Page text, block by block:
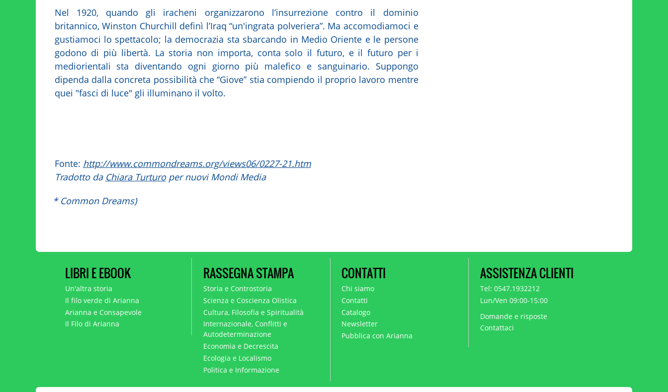
Nel 1920, quando gli iracheni organizzarono l’insurrezione contro il dominio
britannico, Winston Churchill definì l’Iraq “un'ingrata polveriera”. Ma accomodiamoci e
gustiamoci lo spettacolo; la democrazia sta sbarcando in Medio Oriente e le persone
godono di più libertà. La storia non importa, conta solo il futuro, e il futuro per i
mediorientali sta diventando ogni giorno più malefico e sanguinario. Suppongo
dipenda dalla concreta possibilità che “Giove” stia compiendo il proprio lavoro mentre
quei "fasci di luce" gli illuminano il volto.
Fonte: http://www.commondreams.org/views06/0227-21.htm
Tradotto da Chiara Turturoper nuovi Mondi Media
* Common Dreams)
LIBRI E EBOOK
Un'altra storia
Il filo verde di Arianna
Arianna e Consapevole
Il Filo di Arianna
RASSEGNA STAMPA
Storia e Controstoria
Scienza e Coscienza Olistica
Cultura, Filosofia e Spiritualità
Internazionale, Conflitti e
Autodeterminazione
Economia e Decrescita
Ecologia e Localismo
Politica e Informazione
CONTATTI
Chi siamo
Contatti
Catalogo
Newsletter
Pubblica con Arianna
ASSISTENZA CLIENTI
Tel: 0547.1932212
Lun/Ven 09:00-15:00
Domande e risposte
Contattaci